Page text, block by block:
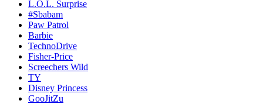
L.O.L. Surprise
#Sbabam
Paw Patrol
Barbie
TechnoDrive
Fisher-Price
Screechers Wild
TY
Disney Princess
GooJitZu